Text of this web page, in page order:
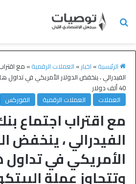
الرئيسية» اخبار» العملات الرقمية» مع
الفيدرالي ، ينخفض الدولار الأمريكي في تداول
40 ألف دولار
العملات
العملات الرقمية الفوركس
مع اقتراب اجتماع
الفيدرالي ، ينخفض
الأمريكي في